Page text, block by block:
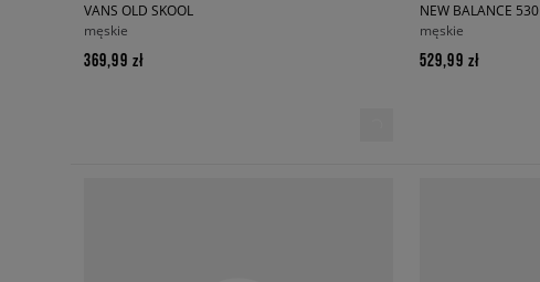
VANS OLD SKOOL
męskie
369,99 zł
NEW BALANCE 530
męskie
529,99 zł